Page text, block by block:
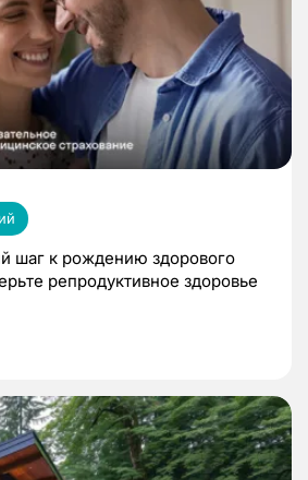
шаг к рождению здорового
репродуктивное здоровье